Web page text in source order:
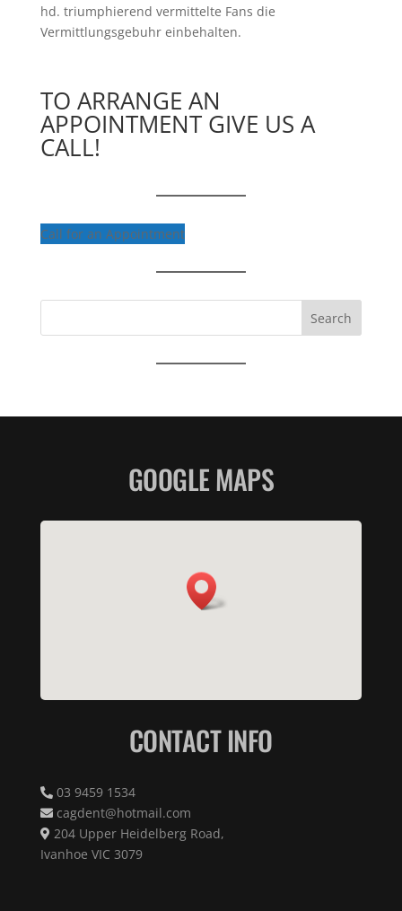
hd. triumphierend vermittelte Fans die
Vermittlungsgebuhr einbehalten.
TO ARRANGE AN
APPOINTMENT GIVE US A
CALL!
Call for an Appointment
Search
GOOGLE MAPS
CONTACT INFO
03 9459 1534
cagdent@hotmail.com
204 Upper Heidelberg Road,
Ivanhoe VIC 3079